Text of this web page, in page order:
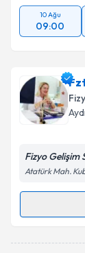
10 Ağu
09:00
Fizyo Gelişim
Atatürk Mah.